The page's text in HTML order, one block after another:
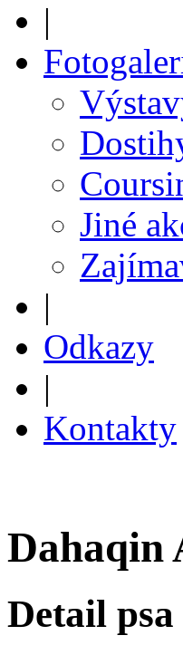
|
Jiné
|
Odkazy
|
Kontakty
Dahaqin
Detail psa